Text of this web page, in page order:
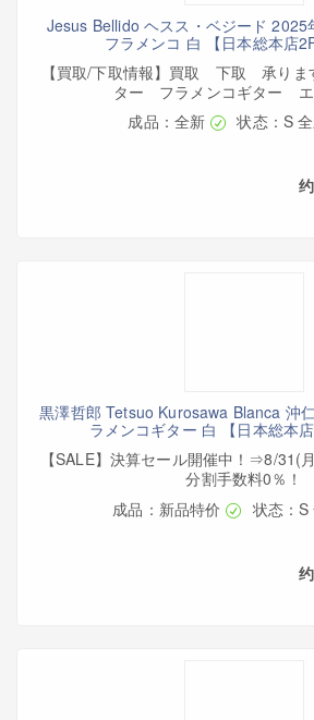
Jesus Bellido ヘスス・ベジード 2025
フラメンコ 白 【日本総本店
【買取/下取情報】買取 下取 承り
ター フラメンコギター エ
成品：全新
状态：S
黒澤哲郎 Tetsuo Kurosawa Blanca 沖
ラメンコギター 白 【日本総本
【SALE】決算セール開催中！⇒8/31(
分割手数料0％！
成品：新品特价
状态：S